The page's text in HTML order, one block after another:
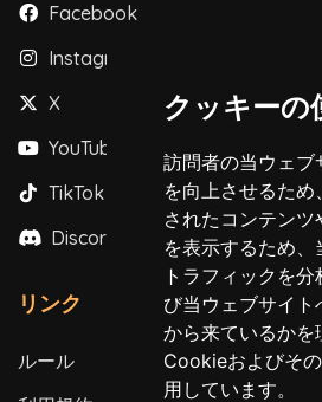
クッキーの
訪問者の当ウェブ
を向上させるた
されたコンテン
を表示するため
トラフィックを
び当ウェブサイト
から来ているかを
Cookieおよびそ
用しています。
Facebook
Instagram
X
YouTube
TikTok
Discord
リンク
ルール